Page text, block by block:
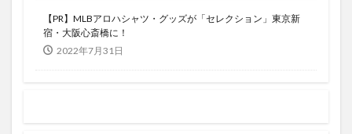
【PR】MLBアロハシャツ・グッズが「セレクション」東京新
宿・大阪心斎橋に！
2022年7月31日